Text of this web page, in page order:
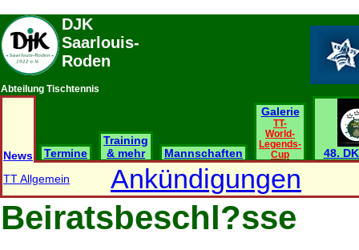
DJK
Saarlouis-
Roden
Abteilung Tischtennis
News Termine
Training
& mehr
Mannschaften
Galerie
TT-
World-
Legends-
Cup
48.
TT Allgemein
Ankündigungen
Beiratsbeschl?sse